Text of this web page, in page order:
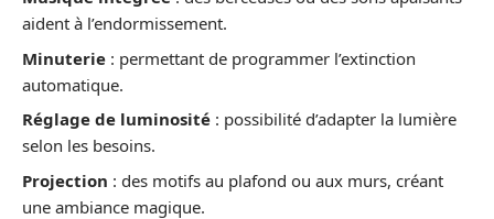
aident à l’endormissement.
Minuterie : permettant de programmer l’extinction
automatique.
Réglage de luminosité : possibilité d’adapter la lumière
selon les besoins.
Projection : des motifs au plafond ou aux murs, créant
une ambiance magique.